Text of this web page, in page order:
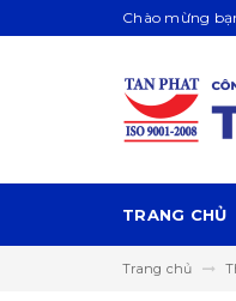
Chào mừng
TRANG CHỦ
Trang chủ